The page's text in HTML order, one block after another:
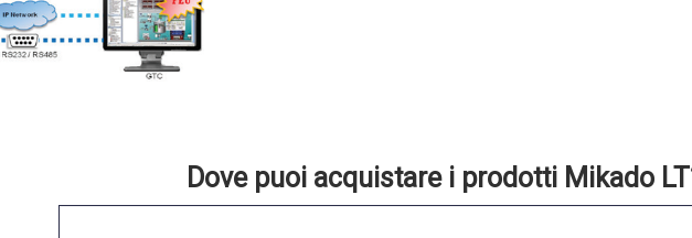
Dove puoi acquistare i prodotti Mikado